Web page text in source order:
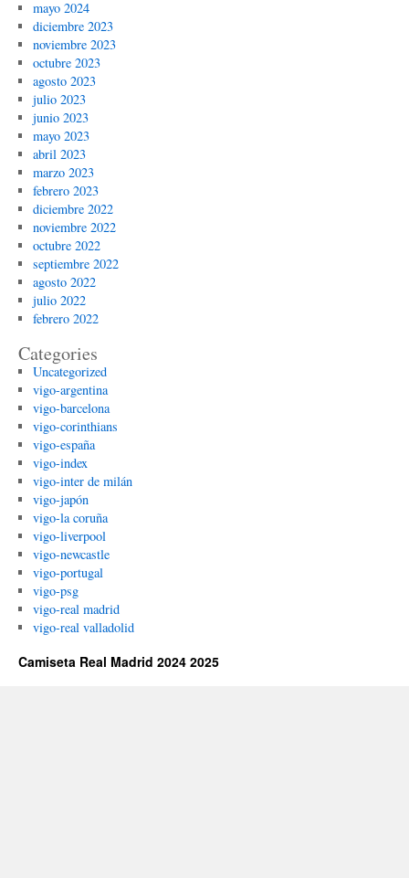
mayo 2024
diciembre 2023
noviembre 2023
octubre 2023
agosto 2023
julio 2023
junio 2023
mayo 2023
abril 2023
marzo 2023
febrero 2023
diciembre 2022
noviembre 2022
octubre 2022
septiembre 2022
agosto 2022
julio 2022
febrero 2022
Categories
Uncategorized
vigo-argentina
vigo-barcelona
vigo-corinthians
vigo-españa
vigo-index
vigo-inter de milán
vigo-japón
vigo-la coruña
vigo-liverpool
vigo-newcastle
vigo-portugal
vigo-psg
vigo-real madrid
vigo-real valladolid
Camiseta Real Madrid 2024 2025